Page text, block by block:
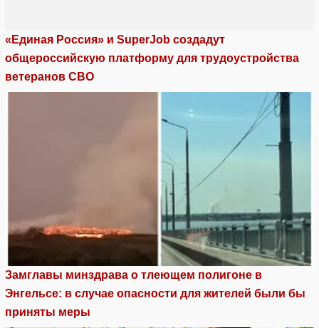
«Единая Россия» и SuperJob создадут
общероссийскую платформу для трудоустройства
ветеранов СВО
Замглавы минздрава о тлеющем полигоне в
Энгельсе: в случае опасности для жителей были бы
приняты меры